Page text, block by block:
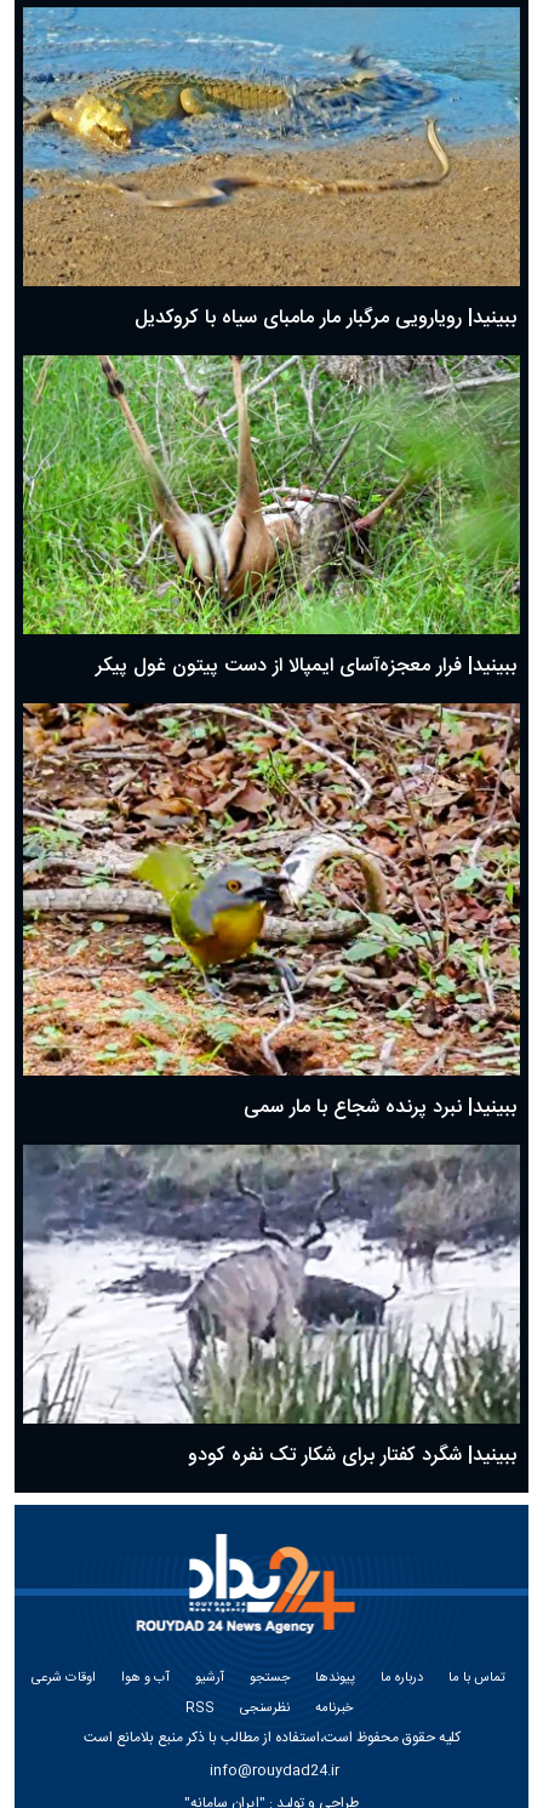
ببینید| رویارویی مرگبار مار مامبای سیاه با کروکدیل
ببینید| فرار معجزه‌آسای ایمپالا از دست پیتون غول پیکر
ببینید| نبرد پرنده شجاع با مار سمی
ببینید| شگرد کفتار برای شکار تک نفره کودو
تماس با ما درباره ما پیوندها جستجو آرشیو آب و هوا
اوقات شرعی
خبرنامه
نظرسنجی RSS
کلیه حقوق محفوظ است،استفاده از مطالب با ذکر منبع بلامانع است
info@rouydad24.ir
طراحی و تولید : "ایران سامانه"